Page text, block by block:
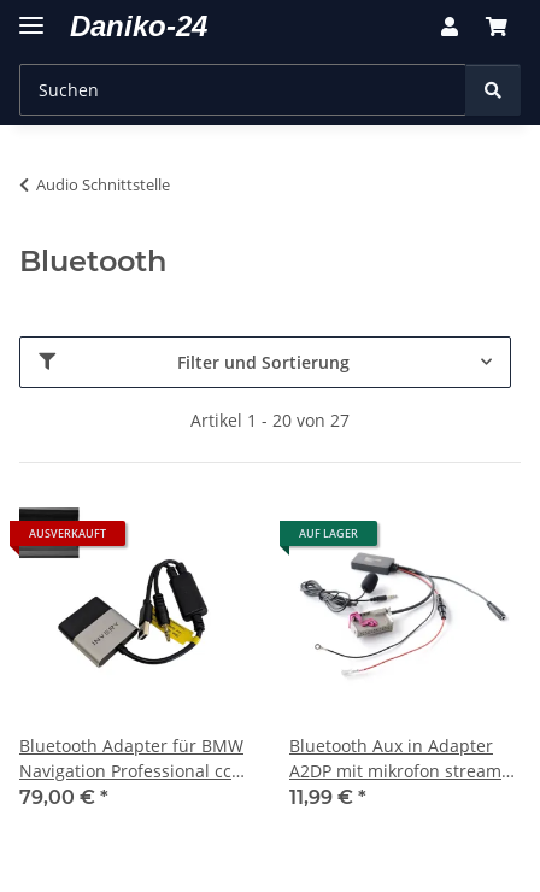
Audio Schnittstelle
Bluetooth
Filter und Sortierung
Artikel 1 - 20 von 27
AUSVERKAUFT
Bluetooth Adapter für BMW
Navigation Professional ccc
cic M-ASK mit
79,00 € *
AUF LAGER
Bluetooth Aux in Adapter
A2DP mit mikrofon stream
passend für Audi RNS-E
11,99 € *